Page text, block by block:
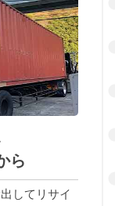
ら
してリサイ